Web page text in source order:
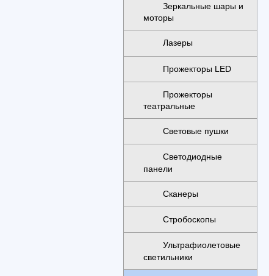
Зеркальные шары и
моторы
Лазеры
Прожекторы LED
Прожекторы
театральные
Световые пушки
Светодиодные
панели
Сканеры
Стробоскопы
Ультрафиолетовые
светильники